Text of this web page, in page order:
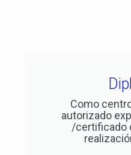
Como
autorizado
/certificado